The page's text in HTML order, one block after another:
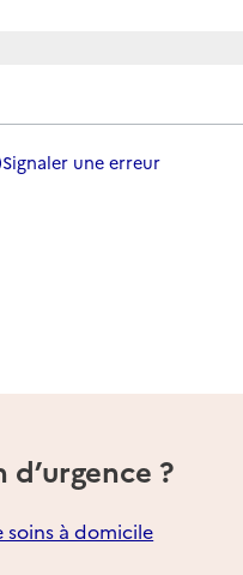
Signaler une erreur
?
soins à domicile